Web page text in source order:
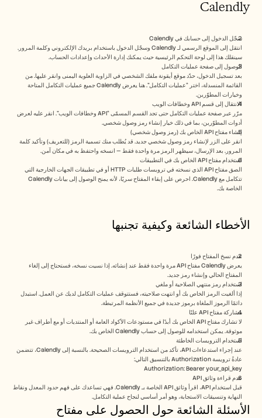
Calendly
سجّل الدخول إلى حسابك في Calendly
سينقلك هذا إلى لوحة التحكم الرئيسية حيث يمكنك إدارة الأحداث وإعدادات الحساب.
الوصول إلى صفحة عمليات التكامل
وخيارات المطوّرين.
الانتقال إلى قسم API وخطافات الويب
أدوات المطوّرين، بما في ذلك خيار إنشاء رمز وصول شخصي.
إنشاء مفتاح API الخاص بك (رمز وصول شخصي)
المرور. بعد الإرسال، سيظهر الرمز مرة واحدة فقط — انسخه واحتفظ به في مكان آمن.
استخدام مفتاح API الخاص بك في التطبيقات
الخاصة بك.
الأخطاء الشائعة وكيفية تجنبها
عدم نسخ المفتاح فورًا
المفتاح الحالي وإنشاء رمز جديد.
استخدام رمز منتهي الصلاحية أو ملغي
دائمًا الرموز الملغاة برموز جديدة في جميع الأنظمة المرتبطة.
مشاركة مفتاح API علنًا
موثوقة. يمكن استخدامه للوصول إلى حساب Calendly الخاص بك.
استخدام الترويسات الخاطئة
عادةً ترويسة Authorization بالتنسيق التالي:
Authorization: Bearer your_api_key
عدم قراءة وثائق API
النهاية وتنسيقات الاستجابة، وهو أمر أساسي لنجاح عملية التكامل.